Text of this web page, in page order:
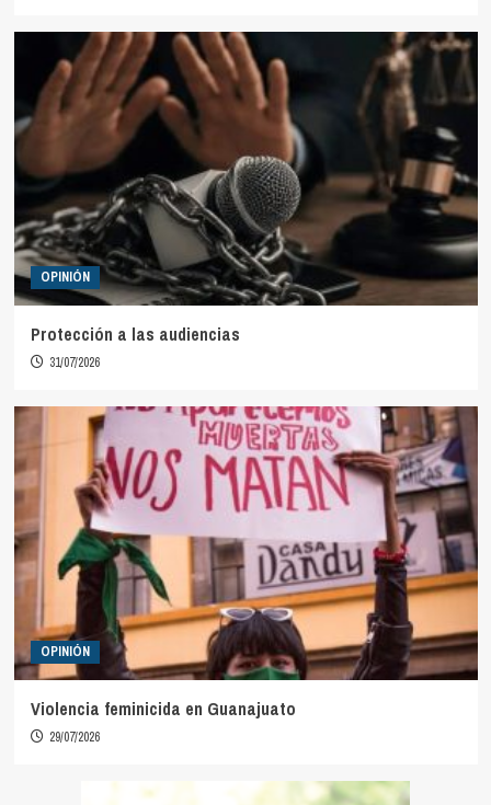
OPINIÓN
Protección a las audiencias
31/07/2026
OPINIÓN
Violencia feminicida en Guanajuato
29/07/2026